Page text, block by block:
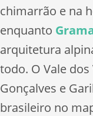
chimarrão e na
enquanto
arquitetura
todo. O Vale
Gonçalves e
brasileiro no